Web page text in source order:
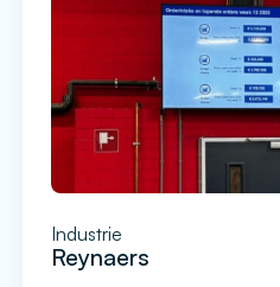
Industrie
Reynaers